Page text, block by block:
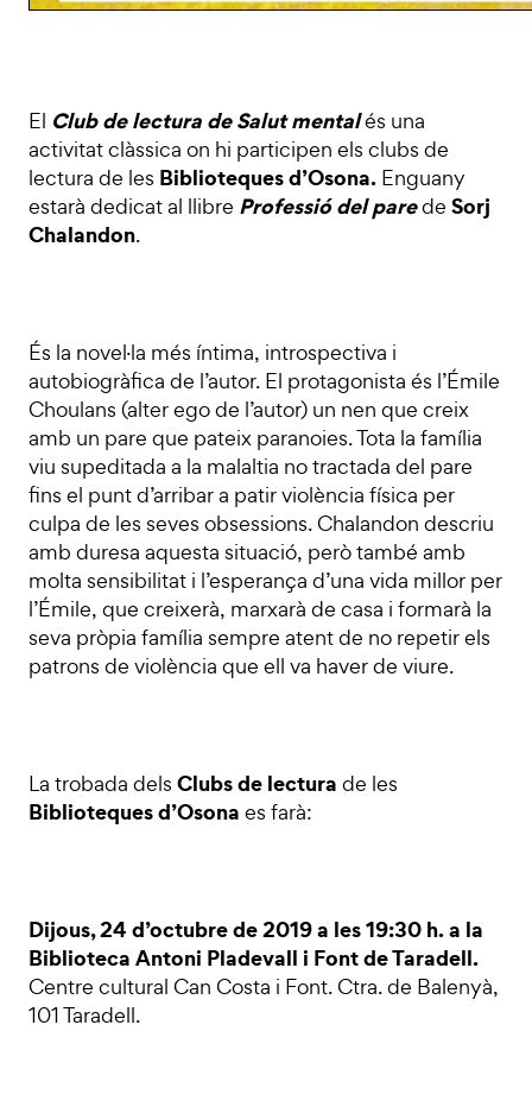
El Club de lectura de Salut mentalés una
activitat clàssica on hi participen els clubs de
lectura de les Biblioteques d’Osona. Enguany
estarà dedicat al llibre Professió del parede Sorj
Chalandon.
És la novel·la més íntima, introspectiva i
autobiogràfica de l’autor. El protagonista és l’Émile
Choulans (alter ego de l’autor) un nen que creix
amb un pare que pateix paranoies. Tota la família
viu supeditada a la malaltia no tractada del pare
fins el punt d’arribar a patir violència física per
culpa de les seves obsessions. Chalandon descriu
amb duresa aquesta situació, però també amb
molta sensibilitat i l’esperança d’una vida millor per
l’Émile, que creixerà, marxarà de casa i formarà la
seva pròpia família sempre atent de no repetir els
patrons de violència que ell va haver de viure.
La trobada dels Clubs de lectura de les
Biblioteques d’Osona es farà:
Dijous, 24 d’octubre de 2019 a les 19:30 h. a la
Biblioteca Antoni Pladevall i Font de Taradell.
Centre cultural Can Costa i Font. Ctra. de Balenyà,
101 Taradell.